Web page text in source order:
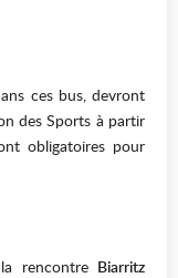
ces bus, devront
des Sports à partir
obligatoires pour
rencontre Biarritz